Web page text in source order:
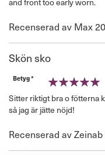
and front too early worn.
Recenserad av Max
Skön sko
Betyg *
Sitter riktigt bra o fötterna
så jag är jätte nöjd!
Recenserad avZeinab